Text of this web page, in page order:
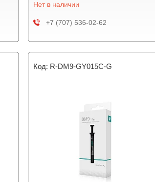
Нет в наличии
+7 (707) 536-02-62
R-DM9-GY015C-G